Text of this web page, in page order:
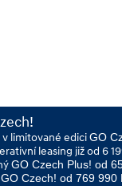
v limitované ediciGO
leasing již od 6
GO Czech Plus! od
Czech! od 769 990